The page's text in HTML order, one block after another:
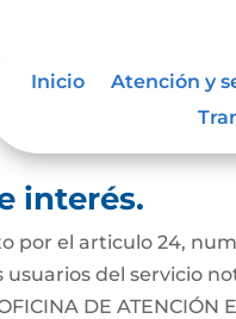
Inicio Atención y
de
interés.
por el articulo 24,
del servicio
DE ATENCIÓN